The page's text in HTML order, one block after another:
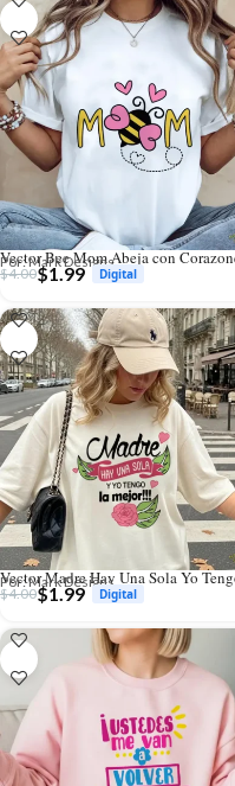
Por: Mark Designs
$4.00$1.99
Por: Mark Designs
$4.00$1.99